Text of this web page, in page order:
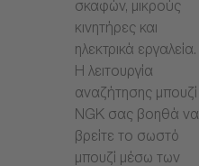
σκαφών, μικρούς
κινητήρες και
ηλεκτρικά εργαλεία.
Η λειτουργία
αναζήτησης μπουζί
NGK σας βοηθά να
βρείτε το σωστό
μπουζί μέσω των